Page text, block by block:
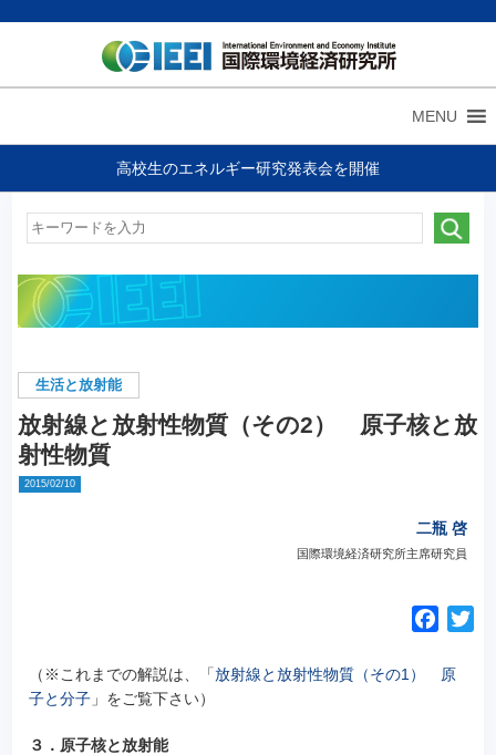
MENU
高校生のエネルギー研究発表会を開催
生活と放射能
放射線と放射性物質（その2） 原子核と放
射性物質
2015/02/10
二瓶 啓
国際環境経済研究所主席研究員
c
（※これまでの解説は、「放射線と放射性物質（その1） 原
子と分子」をご覧下さい）
３．原子核と放射能